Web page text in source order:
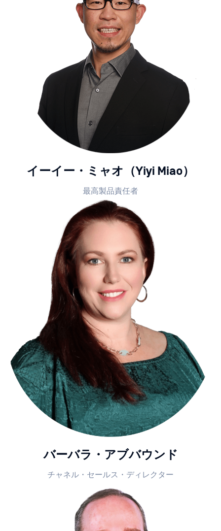
イーイー・ミャオ（Yiyi Miao）
最高製品責任者
バーバラ・アブバウンド
チャネル・セールス・ディレクター